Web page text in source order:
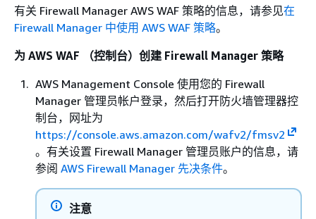
有关 Firewall Manager AWS WAF 策略的信息，请参见在
Firewall Manager 中使用 AWS WAF 策略。
为 AWS WAF （控制台）创建 Firewall Manager 策略
AWS Management Console 使用您的 Firewall
Manager 管理员帐户登录，然后打开防火墙管理器控
制台，网址为
https://console.aws.amazon.com/wafv2/fmsv2
。有关设置 Firewall Manager 管理员账户的信息，请
参阅 AWS Firewall Manager 先决条件。
注意